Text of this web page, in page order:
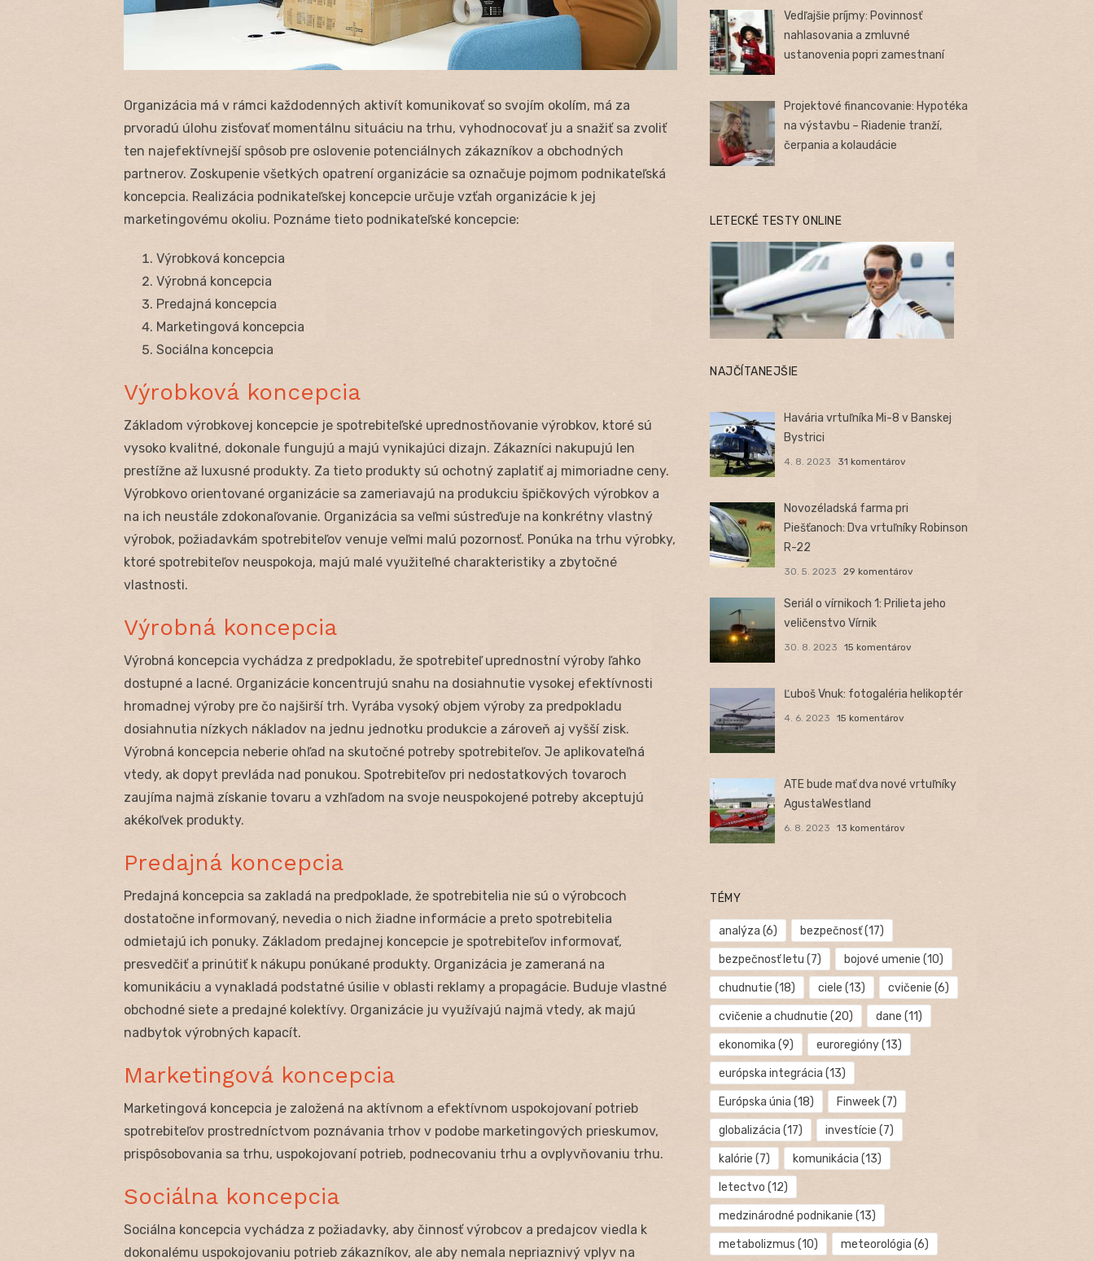
Organizácia má v rámci každodenných aktivít komunikovať so svojím okolím, má za
prvoradú úlohu zisťovať momentálnu situáciu na trhu, vyhodnocovať ju a snažiť sa zvoliť
ten najefektívnejší spôsob pre oslovenie potenciálnych zákazníkov a obchodných
partnerov. Zoskupenie všetkých opatrení organizácie sa označuje pojmom podnikateľská
koncepcia. Realizácia podnikateľskej koncepcie určuje vzťah organizácie k jej
marketingovému okoliu. Poznáme tieto podnikateľské koncepcie:
Výrobková koncepcia
Výrobná koncepcia
Predajná koncepcia
Marketingová koncepcia
Sociálna koncepcia
Výrobková koncepcia
Základom výrobkovej koncepcie je spotrebiteľské uprednostňovanie výrobkov, ktoré sú
vysoko kvalitné, dokonale fungujú a majú vynikajúci dizajn. Zákazníci nakupujú len
prestížne až luxusné produkty. Za tieto produkty sú ochotný zaplatiť aj mimoriadne ceny.
Výrobkovo orientované organizácie sa zameriavajú na produkciu špičkových výrobkov a
na ich neustále zdokonaľovanie. Organizácia sa veľmi sústreďuje na konkrétny vlastný
výrobok, požiadavkám spotrebiteľov venuje veľmi malú pozornosť. Ponúka na trhu výrobky,
ktoré spotrebiteľov neuspokoja, majú malé využiteľné charakteristiky a zbytočné
vlastnosti.
Výrobná koncepcia
Výrobná koncepcia vychádza z predpokladu, že spotrebiteľ uprednostní výroby ľahko
dostupné a lacné. Organizácie koncentrujú snahu na dosiahnutie vysokej efektívnosti
hromadnej výroby pre čo najširší trh. Vyrába vysoký objem výroby za predpokladu
dosiahnutia nízkych nákladov na jednu jednotku produkcie a zároveň aj vyšší zisk.
Výrobná koncepcia neberie ohľad na skutočné potreby spotrebiteľov. Je aplikovateľná
vtedy, ak dopyt prevláda nad ponukou. Spotrebiteľov pri nedostatkových tovaroch
zaujíma najmä získanie tovaru a vzhľadom na svoje neuspokojené potreby akceptujú
akékoľvek produkty.
Predajná koncepcia
Predajná koncepcia sa zakladá na predpoklade, že spotrebitelia nie sú o výrobcoch
dostatočne informovaný, nevedia o nich žiadne informácie a preto spotrebitelia
odmietajú ich ponuky. Základom predajnej koncepcie je spotrebiteľov informovať,
presvedčiť a prinútiť k nákupu ponúkané produkty. Organizácia je zameraná na
komunikáciu a vynakladá podstatné úsilie v oblasti reklamy a propagácie. Buduje vlastné
obchodné siete a predajné kolektívy. Organizácie ju využívajú najmä vtedy, ak majú
nadbytok výrobných kapacít.
Marketingová koncepcia
Marketingová koncepcia je založená na aktívnom a efektívnom uspokojovaní potrieb
spotrebiteľov prostredníctvom poznávania trhov v podobe marketingových prieskumov,
prispôsobovania sa trhu, uspokojovaní potrieb, podnecovaniu trhu a ovplyvňovaniu trhu.
Sociálna koncepcia
Sociálna koncepcia vychádza z požiadavky, aby činnosť výrobcov a predajcov viedla k
dokonalému uspokojovaniu potrieb zákazníkov, ale aby nemala nepriaznivý vplyv na
Vedľajšie príjmy: Povinnosť
nahlasovania a zmluvné
ustanovenia popri zamestnaní
Projektové financovanie: Hypotéka
na výstavbu – Riadenie tranží,
čerpania a kolaudácie
LETECKÉ TESTY ONLINE
NAJČÍTANEJŠIE
Havária vrtuľníka Mi-8 v Banskej
Bystrici
4. 8. 2023 31 komentárov
Novozéladská farma pri
Piešťanoch: Dva vrtuľníky Robinson
R-22
30. 5. 2023 29 komentárov
Seriál o vírnikoch 1: Prilieta jeho
veličenstvo Vírnik
30. 8. 2023 15 komentárov
Ľuboš Vnuk: fotogaléria helikoptér
4. 6. 2023 15 komentárov
ATE bude mať dva nové vrtuľníky
AgustaWestland
6. 8. 2023 13 komentárov
TÉMY
analýza (6) bezpečnosť(17)
bezpečnosť letu (7) bojové umenie (10)
chudnutie (18) ciele (13) cvičenie (6)
cvičenie a chudnutie (20) dane (11)
ekonomika (9) euroregióny(13)
európska integrácia (13)
Európska únia (18) Finweek(7)
globalizácia (17) investície (7)
kalórie (7) komunikácia (13)
letectvo (12)
medzinárodné podnikanie (13)
metabolizmus (10) meteorológia (6)